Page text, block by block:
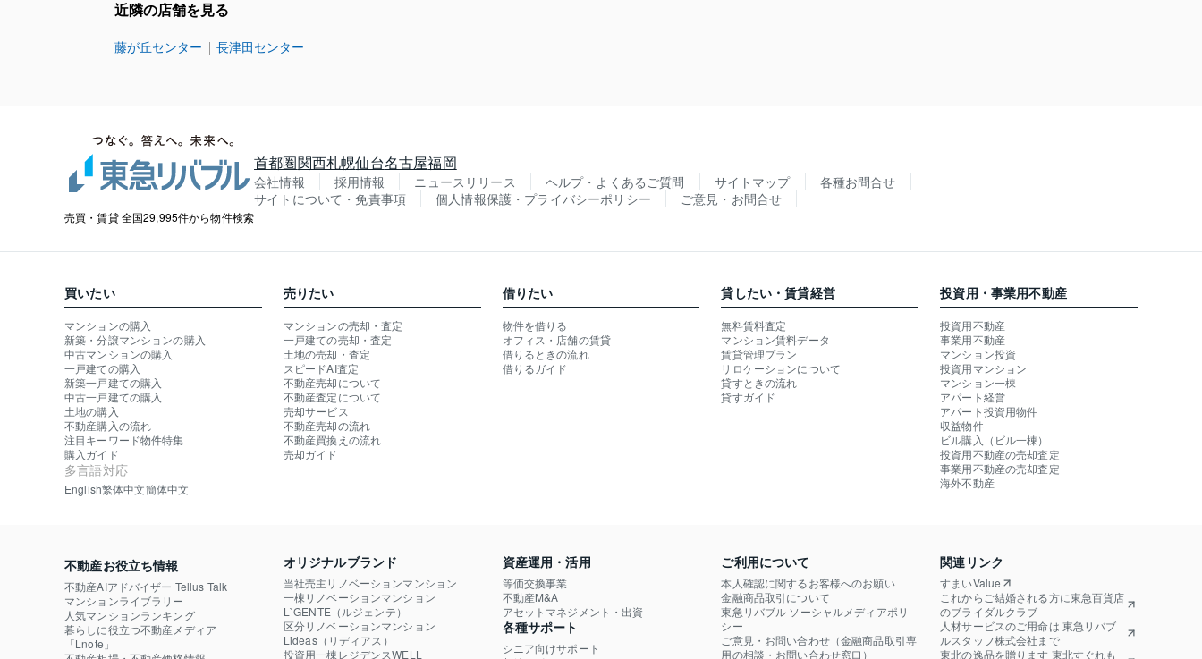
近隣の店舗を見る
藤が丘センター 長津田センター
売買・賃貸 全国29,995件から物件検索
首都圏関西札幌仙台名古屋福岡
会社情報 採用情報 ニュースリリース ヘルプ・よくあるご質問 サイトマップ
各種お問合せ
サイトについて・免責事項
個人情報保護・プライバシーポリシー ご意見・お問合せ
買いたい
マンションの購入
新築・分譲マンションの購入
中古マンションの購入
一戸建ての購入
新築一戸建ての購入
中古一戸建ての購入
土地の購入
不動産購入の流れ
注目キーワード物件特集
購入ガイド
多言語対応
English繁体中文簡体中文
売りたい
マンションの売却・査定
一戸建ての売却・査定
土地の売却・査定
スピードAI査定
不動産売却について
不動産査定について
売却サービス
不動産売却の流れ
不動産買換えの流れ
売却ガイド
借りたい
物件を借りる
オフィス・店舗の賃貸
借りるときの流れ
借りるガイド
貸したい・賃貸経営
無料賃料査定
マンション賃料データ
賃貸管理プラン
リロケーションについて
貸すときの流れ
貸すガイド
投資用・事業用不動産
投資用不動産
事業用不動産
マンション投資
投資用マンション
マンション一棟
アパート経営
アパート投資用物件
収益物件
ビル購入（ビル一棟）
投資用不動産の売却査定
事業用不動産の売却査定
海外不動産
不動産お役立ち情報
不動産AIアドバイザー Tellus Talk
マンションライブラリー
人気マンションランキング
暮らしに役立つ不動産メディア
「Lnote」
オリジナルブランド
当社売主リノベーションマンション
一棟リノベーションマンション
L`GENTE（ルジェンテ）
区分リノベーションマンション
Lideas（リディアス）
投資用一棟レジデンスWELL
資産運用・活用
等価交換事業
不動産M&A
アセットマネジメント・出資
各種サポート
シニア向けサポート
ご利用について
本人確認に関するお客様へのお願い
金融商品取引について
東急リバブル ソーシャルメディアポリ
シー
ご意見・お問い合わせ（金融商品取引専
用の相談・お問い合わせ窓口）
関連リンク
すまいValue
これからご結婚される方に東急百貨店
のブライダルクラブ
人材サービスのご用命は 東急リバブ
ルスタッフ株式会社まで
東北の逸品を贈ります 東北すぐれも